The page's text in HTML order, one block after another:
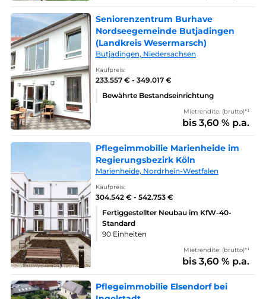
Seniorenzentrum Burhave
Nordseegemeinde Butjadingen
(Landkreis Wesermarsch)
Butjadingen, Niedersachsen
Kaufpreis:
233.557 € - 349.017 €
Bewährte Bestandseinrichtung
Mietrendite: (brutto)*¹
bis 3,60 % p.a.
Pflegeimmobilie Marienheide im
Regierungsbezirk Köln
Marienheide, Nordrhein-Westfalen
Kaufpreis:
304.542 € - 542.753 €
Fertiggestellter Neubau im KfW-40-
Standard
90 Einheiten
Mietrendite: (brutto)*¹
bis 3,60 % p.a.
Pflegeimmobilie Elsendorf bei